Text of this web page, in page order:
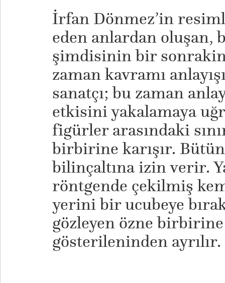
İrfan Dönmez’in
eden anlardan oluşan,
şimdisinin bir
zaman kavramı
sanatçı; bu zaman
etkisini yakalamaya
figürler arasındaki
birbirine karışır.
bilinçaltına izin verir.
röntgende çekilmiş
yerini bir ucubeye
gözleyen özne birbirine
gösterileninden ayrılır.